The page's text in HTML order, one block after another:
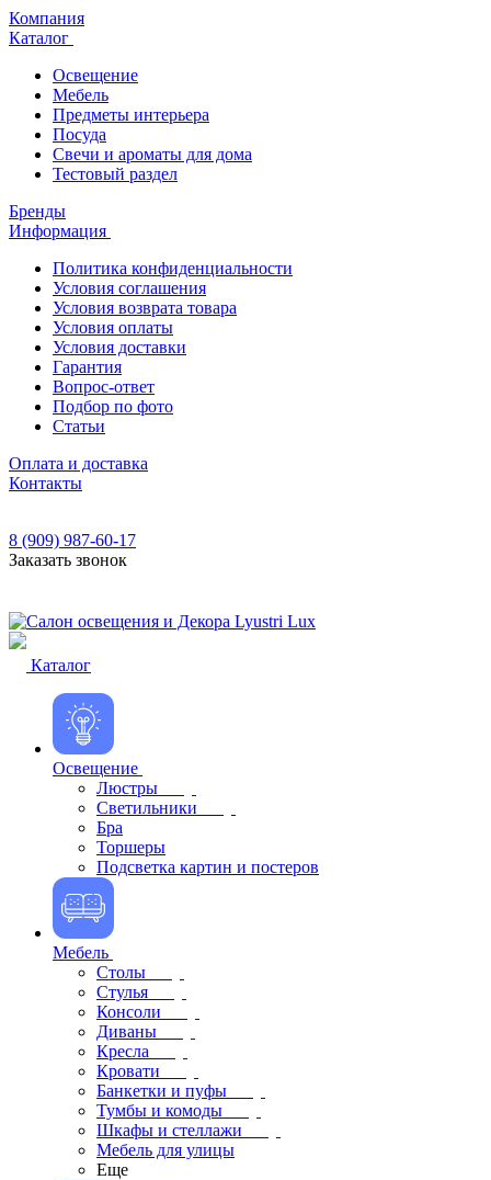
Компания
Каталог
Освещение
Мебель
Предметы интерьера
Посуда
Свечи и ароматы для дома
Тестовый раздел
Бренды
Информация
Политика конфиденциальности
Условия соглашения
Условия возврата товара
Условия оплаты
Условия доставки
Гарантия
Вопрос-ответ
Подбор по фото
Статьи
Оплата и доставка
Контакты
8 (909) 987-60-17
Заказать звонок
Каталог
Освещение
Люстры
Светильники
Бра
Торшеры
Подсветка картин и постеров
Мебель
Столы
Стулья
Консоли
Диваны
Кресла
Кровати
Банкетки и пуфы
Тумбы и комоды
Шкафы и стеллажи
Мебель для улицы
Еще